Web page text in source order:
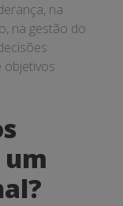
na
na gestão do
objetivos